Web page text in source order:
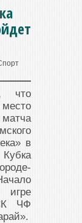
что
в
игре
ЧФ